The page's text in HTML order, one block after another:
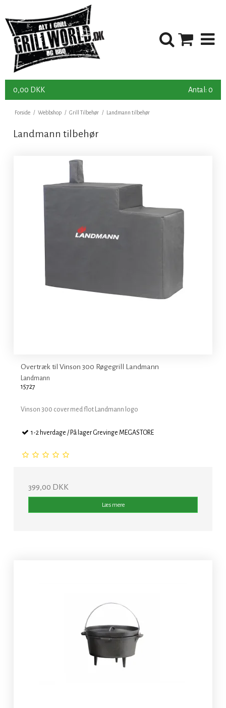
0,00 DKK Antal: 0
Forside / Webbshop / Grill Tilbehør / Landmann tilbehør
Landmann tilbehør
Overtræk til Vinson 300 Røgegrill Landmann
Landmann
15727
Vinson 300 cover med flot Landmann logo
1-2 hverdage / På lager Grevinge MEGASTORE
399,00 DKK
Læs mere